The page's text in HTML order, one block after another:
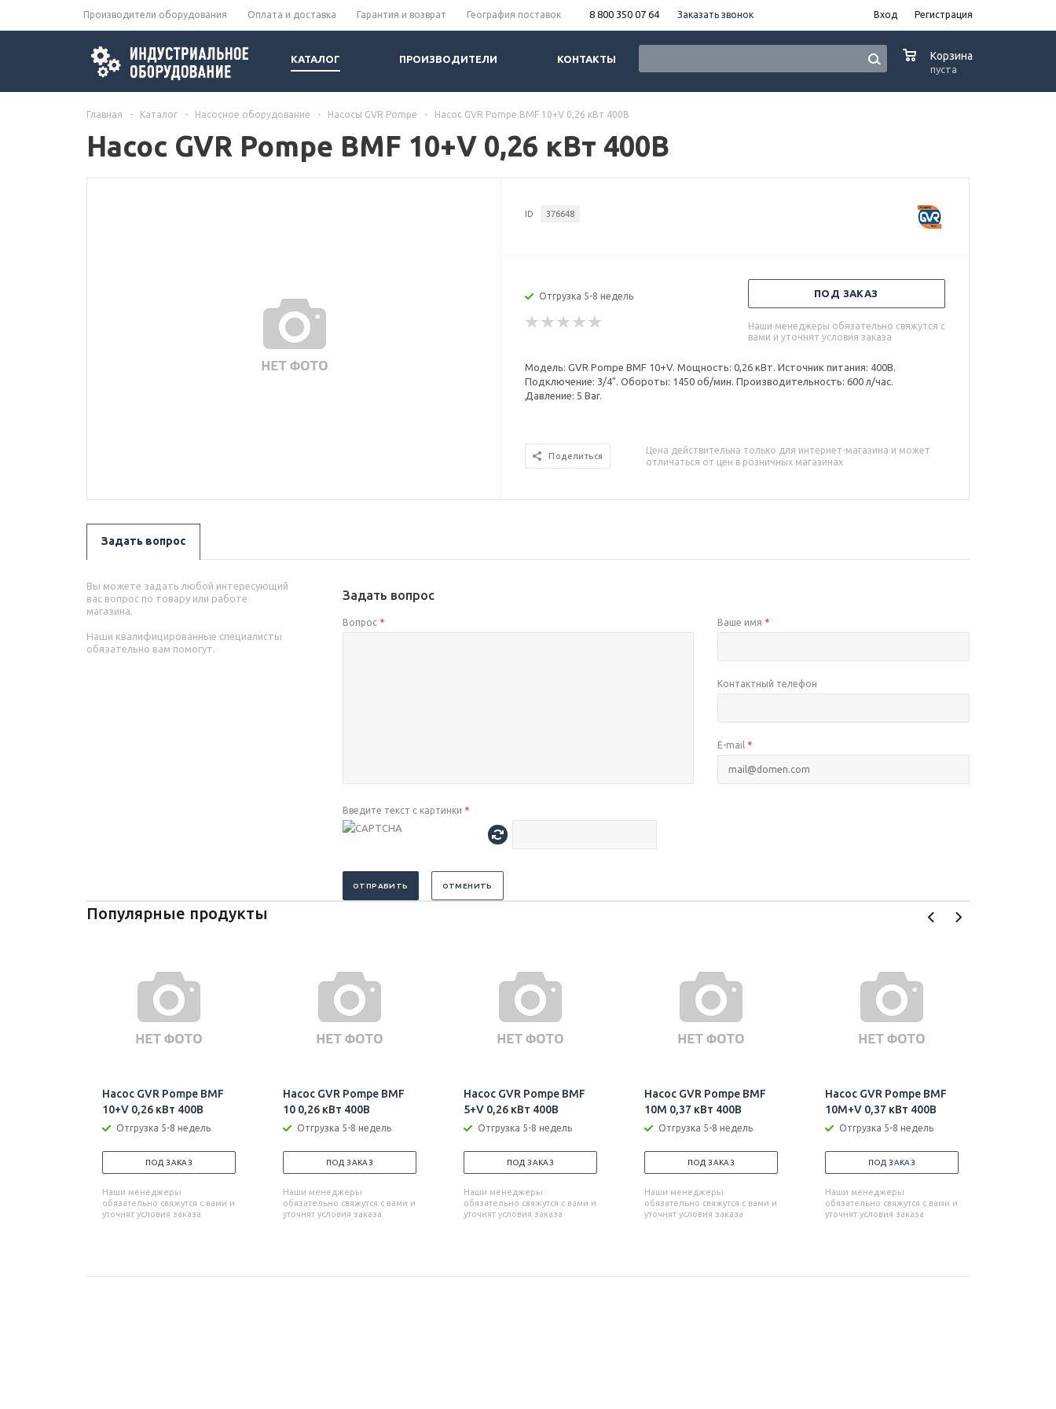
Производители оборудования Оплата и доставка Гарантия и возврат География поставок 8 800 350 07 64 Заказать звонок Вход Регистрация
КАТАЛОГ ПРОИЗВОДИТЕЛИ КОНТАКТЫ Корзина
пуста
Главная - Каталог - Насосное оборудование - Насосы GVR Pompe - Насос GVR Pompe BMF 10+V 0,26 кВт 400В
Насос GVR Pompe BMF 10+V 0,26 кВт 400В
ID 376648
Отгрузка 5-8 недель ПОД ЗАКАЗ
Наши менеджеры обязательно свяжутся с
вами и уточнят условия заказа
Модель: GVR Pompe BMF 10+V. Мощность: 0,26 кВт. Источник питания: 400В.
Подключение: 3/4". Обороты: 1450 об/мин. Производительность: 600 л/час.
Давление: 5 Bar.
Поделиться
Цена действительна только для интернет-магазина и может
отличаться от цен в розничных магазинах
Задать вопрос
Вы можете задать любой интересующий
вас вопрос по товару или работе
магазина.
Наши квалифицированные специалисты
обязательно вам помогут.
Задать вопрос
Вопрос * Ваше имя *
Контактный телефон
E-mail *
Введите текст с картинки *
ОТПРАВИТЬ ОТМЕНИТЬ
Популярные продукты
Насос GVR Pompe BMF
10+V 0,26 кВт 400В
Отгрузка 5-8 недель
ПОД ЗАКАЗ
Наши менеджеры
обязательно свяжутся с вами и
уточнят условия заказа
Насос GVR Pompe BMF
10 0,26 кВт 400В
Отгрузка 5-8 недель
ПОД ЗАКАЗ
Наши менеджеры
обязательно свяжутся с вами и
уточнят условия заказа
Насос GVR Pompe BMF
5+V 0,26 кВт 400В
Отгрузка 5-8 недель
ПОД ЗАКАЗ
Наши менеджеры
обязательно свяжутся с вами и
уточнят условия заказа
Насос GVR Pompe BMF
10M 0,37 кВт 400В
Отгрузка 5-8 недель
ПОД ЗАКАЗ
Наши менеджеры
обязательно свяжутся с вами и
уточнят условия заказа
Насос GVR Pompe BMF
10M+V 0,37 кВт 400В
Отгрузка 5-8 недель
ПОД ЗАКАЗ
Наши менеджеры
обязательно свяжутся с вами и
уточнят условия заказа